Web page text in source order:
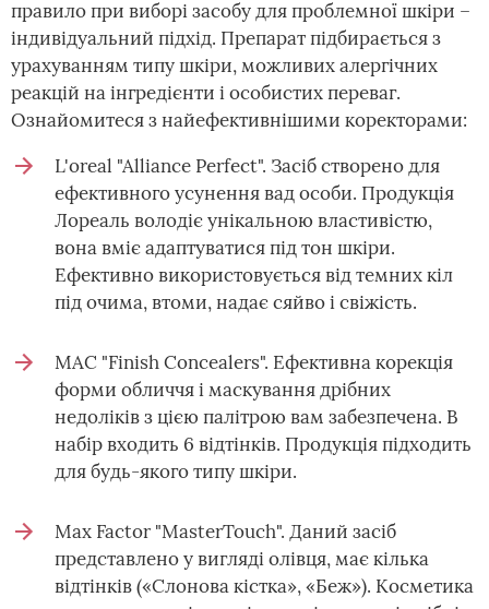
правило при виборі засобу для проблемної шкіри –
індивідуальний підхід. Препарат підбирається з
урахуванням типу шкіри, можливих алергічних
реакцій на інгредієнти і особистих переваг.
Ознайомитеся з найефективнішими коректорами:
L'oreal "Alliance Perfect". Засіб створено для
ефективного усунення вад особи. Продукція
Лореаль володіє унікальною властивістю,
вона вміє адаптуватися під тон шкіри.
Ефективно використовується від темних кіл
під очима, втоми, надає сяйво і свіжість.
MAC "Finish Concealers". Ефективна корекція
форми обличчя і маскування дрібних
недоліків з цією палітрою вам забезпечена. В
набір входить 6 відтінків. Продукція підходить
для будь-якого типу шкіри.
Max Factor "MasterTouch". Даний засіб
представлено у вигляді олівця, має кілька
відтінків («Слонова кістка», «Беж»). Косметика